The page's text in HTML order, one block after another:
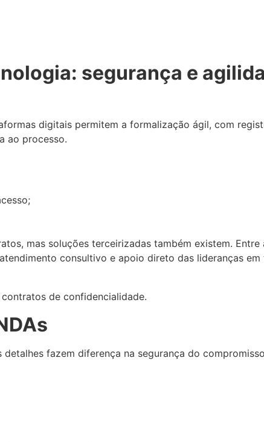
segurança e
digitais permitem a formalização ágil, com
ao processo.
mas soluções terceirizadas também existem. Entre
consultivo e apoio direto das lideranças
de confidencialidade.
fazem diferença na segurança do